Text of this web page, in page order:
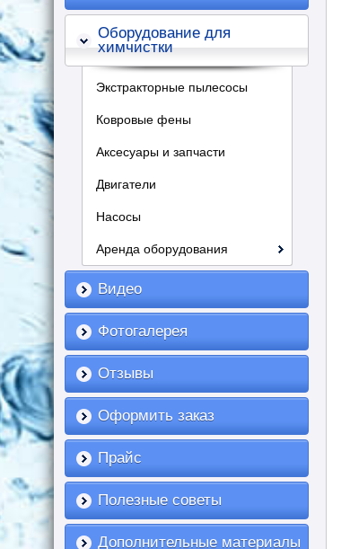
Оборудование для
химчистки
Экстракторные пылесосы
Ковровые фены
Аксесуары и запчасти
Двигатели
Насосы
Аренда оборудования
Видео
Фотогалерея
Отзывы
Оформить заказ
Прайс
Полезные советы
Дополнительные материалы